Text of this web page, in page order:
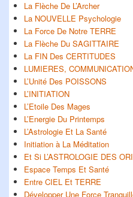
La Flèche De L’Archer
La NOUVELLE Psychologie
La Force De Notre TERRE
La Flèche Du SAGITTAIRE
La FIN Des CERTITUDES
LUMIERES,
L’Unité Des POISSONS
L’INITIATION
L’Etoile Des Mages
L’Energie Du Printemps
L’Astrologie Et La Santé
Initiation à La Méditation
Et Si L’ASTROLOGIE DES
Espace Temps Et Santé
Entre CIEL Et TERRE
Développer Une Force